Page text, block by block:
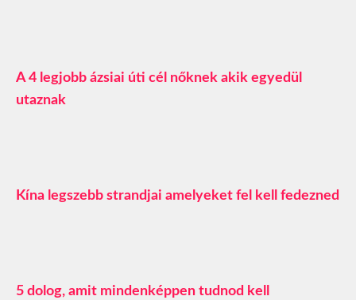
A 4 legjobb ázsiai úti cél nőknek akik egyedül
utaznak
Kína legszebb strandjai amelyeket fel kell fedezned
5 dolog, amit mindenképpen tudnod kell